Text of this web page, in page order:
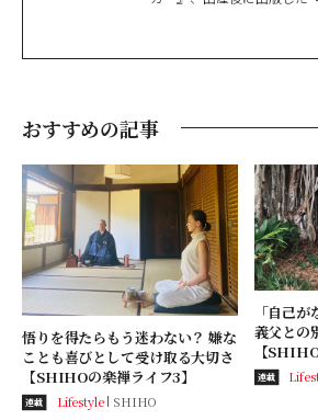
破。 比叡山延暦寺など各
おすすめの記事
悟りを得たらもう迷わない？ 嫌な
ことも喜びとして受け取る大切さ
【SHIHOの楽禅ライフ3】
連載 Lifestyle SHIHO
「自己
義父との
【
連載